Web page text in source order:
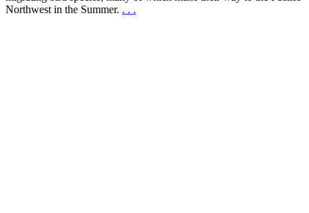
Northwest in the Summer. . . .